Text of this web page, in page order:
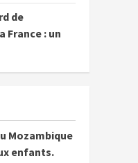
de
: un
Mozambique
enfants.